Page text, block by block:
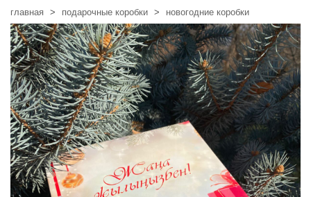
главная подарочные коробки новогодние коробки